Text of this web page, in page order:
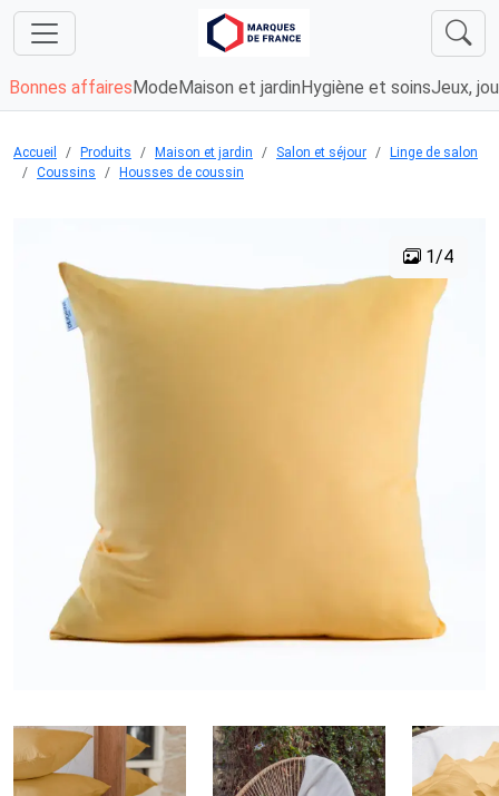
Bonnes affaires Mode Maison et jardin Hygiène et soinsJeux,
Accueil Produits Maison et jardin Salon et séjour
Linge de salon
Coussins
Housses de coussin
1/4